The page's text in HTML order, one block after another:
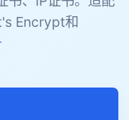
Encrypt和